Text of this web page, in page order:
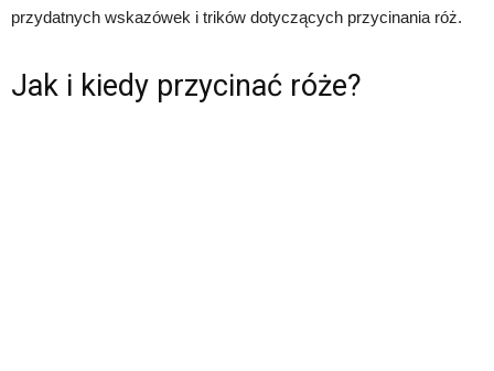
przydatnych wskazówek i trików dotyczących przycinania róż.
Jak i kiedy przycinać róże?